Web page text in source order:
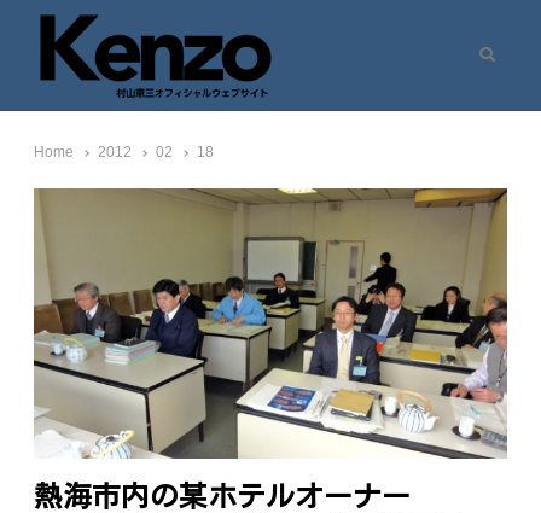
七転八起 – 村山憲三 Official Site
村山憲三ウェブサイト
Home 2012 02 18
熱海市内の某ホテルオーナー